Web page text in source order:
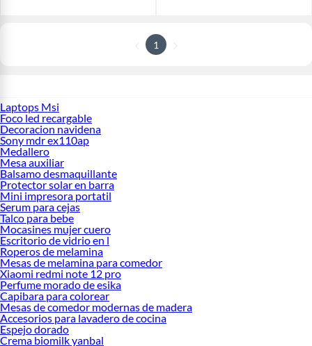
1
Laptops Msi
Foco led recargable
Decoracion navidena
Sony mdr ex110ap
Medallero
Mesa auxiliar
Balsamo desmaquillante
Protector solar en barra
Mini impresora portatil
Serum para cejas
Talco para bebe
Mocasines mujer cuero
Escritorio de vidrio en l
Roperos de melamina
Mesas de melamina para comedor
Xiaomi redmi note 12 pro
Perfume morado de esika
Capibara para colorear
Mesas de comedor modernas de madera
Accesorios para lavadero de cocina
Espejo dorado
Crema biomilk yanbal